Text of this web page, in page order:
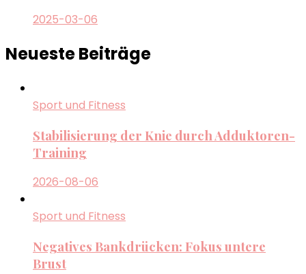
2025-03-06
Neueste Beiträge
Sport und Fitness
Stabilisierung der Knie durch Adduktoren-
Training
2026-08-06
Sport und Fitness
Negatives Bankdrücken: Fokus untere
Brust